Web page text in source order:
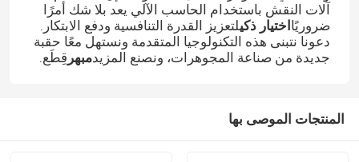
آلات النقش باستخدام الحاسب الآلي يعد بلا شك أمرًا
ضروريًااختيار ذكيلتعزيز القدرة التنافسية ودفع الابتكار.
دعونا نتبنى هذه التكنولوجيا المتقدمة ونستهل معًا حقبة
جديدة من صناعة المجوهرات، ونصنع المزيدمبهر قِطَع.
المنتجات الموصى بها